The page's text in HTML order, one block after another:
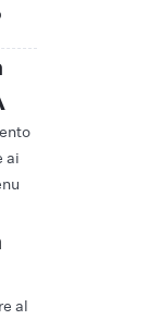
ai
al